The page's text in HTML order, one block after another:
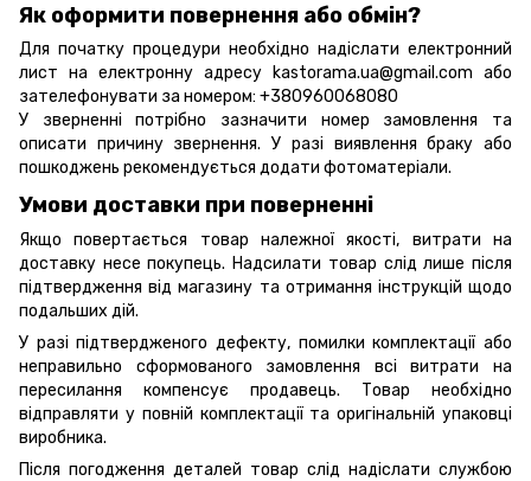
Як оформити повернення або обмін?
Для початку процедури необхідно надіслати електронний
лист на електронну адресу kastorama.ua@gmail.com або
зателефонувати за номером: +380960068080
У зверненні потрібно зазначити номер замовлення та
описати причину звернення. У разі виявлення браку або
пошкоджень рекомендується додати фотоматеріали.
Умови доставки при поверненні
Якщо повертається товар належної якості, витрати на
доставку несе покупець. Надсилати товар слід лише після
підтвердження від магазину та отримання інструкцій щодо
подальших дій.
У разі підтвердженого дефекту, помилки комплектації або
неправильно сформованого замовлення всі витрати на
пересилання компенсує продавець. Товар необхідно
відправляти у повній комплектації та оригінальній упаковці
виробника.
Після погодження деталей товар слід надіслати службою